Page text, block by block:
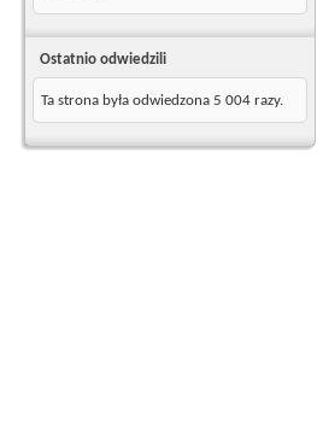
Ostatnio odwiedzili
Ta strona była odwiedzona 5 004 razy.